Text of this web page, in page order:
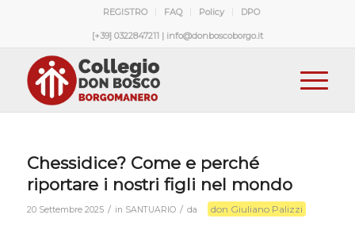
REGISTRO FAQ Policy DPO
[+39] 0322847211 | info@donboscoborgo.it
Chessidice? Come e perché
riportare i nostri figli nel mondo
20 Settembre 2025 / in SANTUARIO / da don Giuliano Palizzi